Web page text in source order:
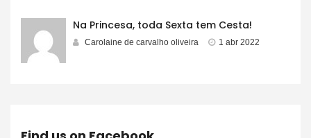
Na Princesa, toda Sexta tem Cesta!
Carolaine de carvalho oliveira 1 abr 2022